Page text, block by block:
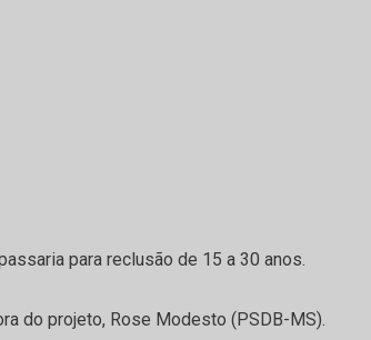
para reclusão de 15 a 30 anos.
do projeto, Rose Modesto (PSDB-MS).